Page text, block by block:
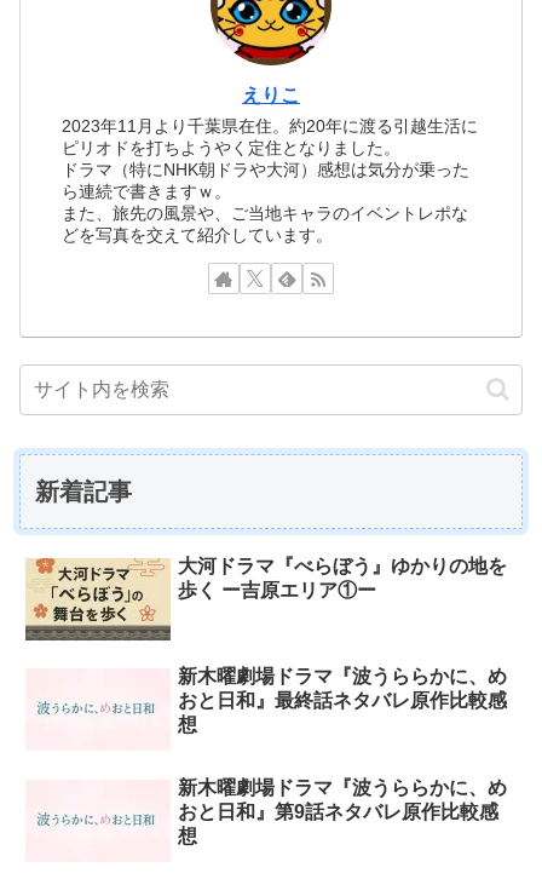
えりこ
2023年11月より千葉県在住。約20年に渡る引越生活に
ピリオドを打ちようやく定住となりました。
ドラマ（特にNHK朝ドラや大河）感想は気分が乗った
ら連続で書きますｗ。
また、旅先の風景や、ご当地キャラのイベントレポな
どを写真を交えて紹介しています。
新着記事
大河ドラマ『べらぼう』ゆかりの地を
歩く ー吉原エリア①ー
新木曜劇場ドラマ『波うららかに、め
おと日和』最終話ネタバレ原作比較感
想
新木曜劇場ドラマ『波うららかに、め
おと日和』第9話ネタバレ原作比較感
想